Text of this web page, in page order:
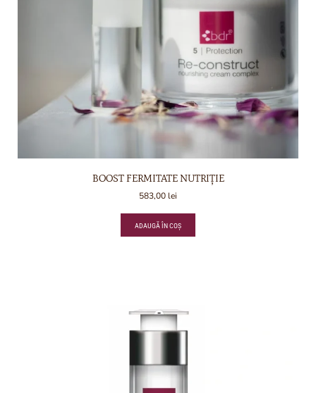
BOOST FERMITATE NUTRIȚIE
583,00lei
ADAUGĂ ÎN COȘ